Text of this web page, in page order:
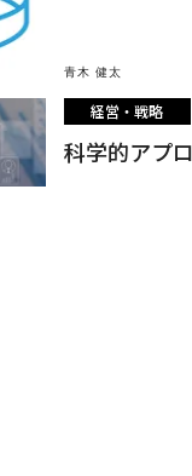
青木 健太
経営・戦略
科学的アプ